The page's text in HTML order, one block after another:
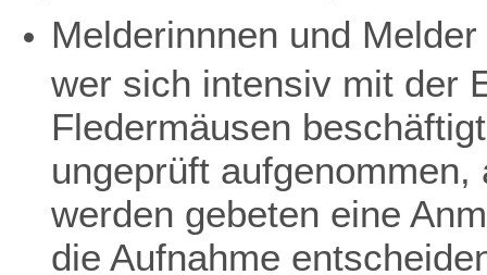
Melderinnnen und
wer sich intensiv mit der
Fledermäusen
ungeprüft
werden gebeten eine
die Aufnahme